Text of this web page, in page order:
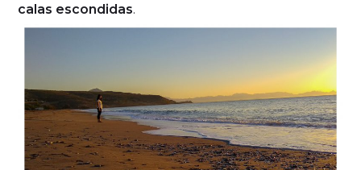
calas escondidas.